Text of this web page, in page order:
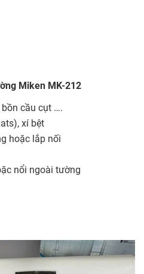
Miken MK-212
cầu cụt ….
xí bệt
hoặc lắp nối
nổi ngoài tường